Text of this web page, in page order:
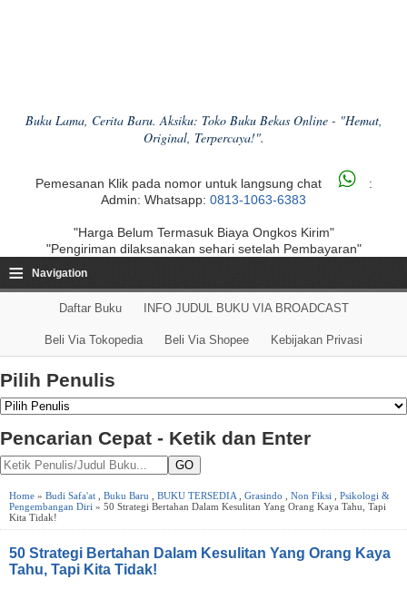
Buku Lama, Cerita Baru. Aksiku: Toko Buku Bekas Online - "Hemat,
Original, Terpercaya!".
Pemesanan Klik pada nomor untuk langsung chat
:
Admin: Whatsapp: 0813-1063-6383
"Harga Belum Termasuk Biaya Ongkos Kirim"
"Pengiriman dilaksanakan sehari setelah Pembayaran"
≡ Navigation
Daftar Buku INFO JUDUL BUKU VIA BROADCAST
Beli Via Tokopedia Beli Via Shopee Kebijakan Privasi
Pilih Penulis
Pencarian Cepat - Ketik dan Enter
GO
Home » Budi Safa'at Buku Baru BUKU TERSEDIA Grasindo Non Fiksi
Psikologi &
Pengembangan Diri » 50 Strategi Bertahan Dalam Kesulitan Yang Orang Kaya Tahu, Tapi
Kita Tidak!
50 Strategi Bertahan Dalam Kesulitan Yang Orang Kaya
Tahu, Tapi Kita Tidak!